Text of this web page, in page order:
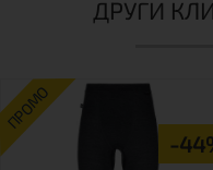
ДРУГИ
ПРОМО
-